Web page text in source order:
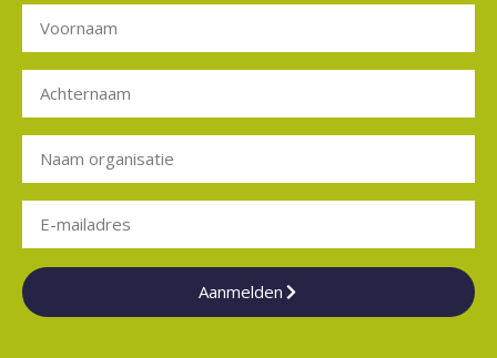
Aanmelden